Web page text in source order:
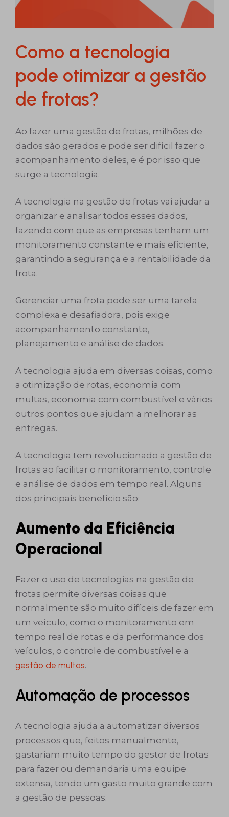
Como a tecnologia
pode otimizar a gestão
de frotas?
Ao fazer uma gestão de frotas, milhões de
dados são gerados e pode ser difícil fazer o
acompanhamento deles, e é por isso que
surge a tecnologia.
A tecnologia na gestão de frotas vai ajudar a
organizar e analisar todos esses dados,
fazendo com que as empresas tenham um
monitoramento constante e mais eficiente,
garantindo a segurança e a rentabilidade da
frota.
Gerenciar uma frota pode ser uma tarefa
complexa e desafiadora, pois exige
acompanhamento constante,
planejamento e análise de dados.
A tecnologia ajuda em diversas coisas, como
a otimização de rotas, economia com
multas, economia com combustível e vários
outros pontos que ajudam a melhorar as
entregas.
A tecnologia tem revolucionado a gestão de
frotas ao facilitar o monitoramento, controle
e análise de dados em tempo real. Alguns
dos principais benefício são:
Aumento da Eficiência
Operacional
Fazer o uso de tecnologias na gestão de
frotas permite diversas coisas que
normalmente são muito difíceis de fazer em
um veículo, como o monitoramento em
tempo real de rotas e da performance dos
veículos, o controle de combustível e a
gestão de multas.
Automação de processos
A tecnologia ajuda a automatizar diversos
processos que, feitos manualmente,
gastariam muito tempo do gestor de frotas
para fazer ou demandaria uma equipe
extensa, tendo um gasto muito grande com
a gestão de pessoas.